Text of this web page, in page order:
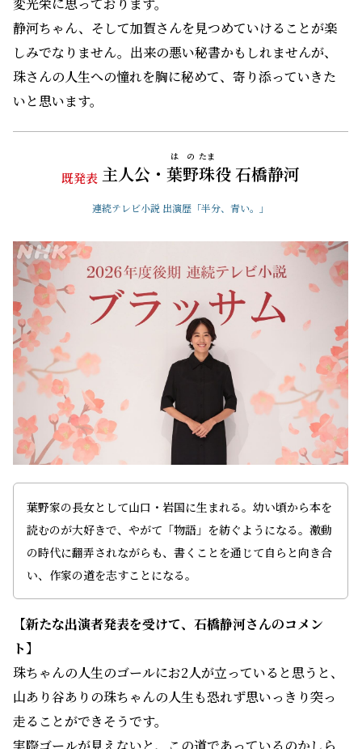
静河ちゃん、そして加賀さんを見つめていけることが楽
しみでなりません。出来の悪い秘書かもしれませんが、
珠さんの人生への憧れを胸に秘めて、寄り添っていきた
いと思います。
既発表 主人公・ 葉野
はの
珠
たま
役 石橋静河
連続テレビ小説 出演歴「半分、青い。」
葉野家の長女として山口・岩国に生まれる。幼い頃から本を
読むのが大好きで、やがて「物語」を紡ぐようになる。激動
の時代に翻弄されながらも、書くことを通じて自らと向き合
い、作家の道を志すことになる。
【新たな出演者発表を受けて、石橋静河さんのコメン
ト】
珠ちゃんの人生のゴールにお2人が立っていると思うと、
山あり谷ありの珠ちゃんの人生も恐れず思いっきり突っ
走ることができそうです。